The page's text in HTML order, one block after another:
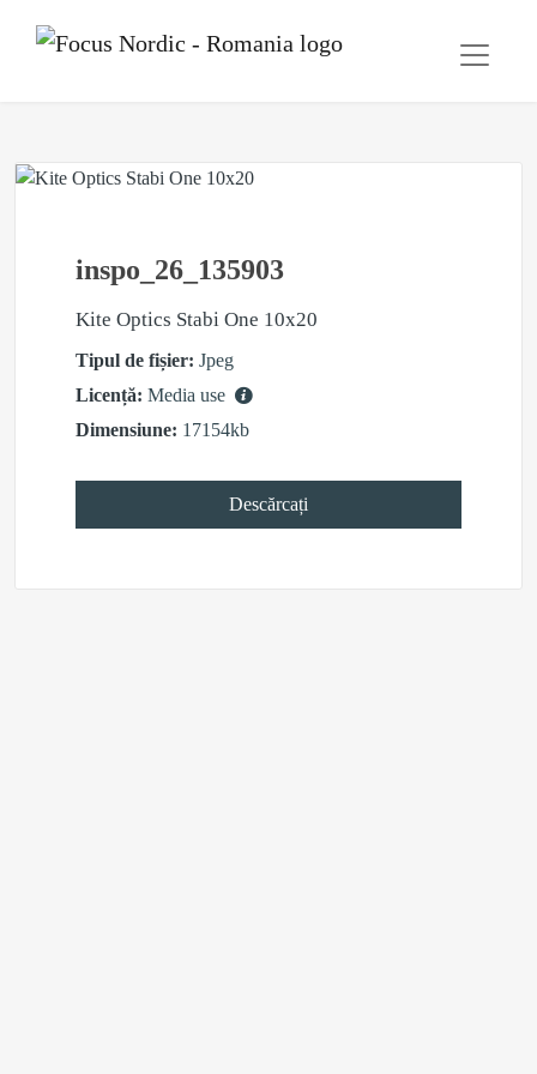
inspo_26_135903
Kite Optics Stabi One 10x20
Tipul de fișier: Jpeg
Licență: Media use
Dimensiune: 17154kb
Descărcați